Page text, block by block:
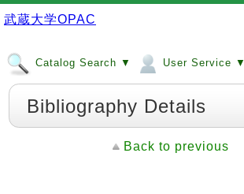
武蔵大学OPAC
Catalog Search ▼ User Service ▼
Bibliography Details
Back to previous